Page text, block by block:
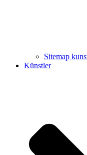
Sitemap
Künstler